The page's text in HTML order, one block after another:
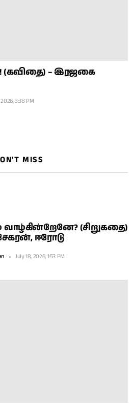
(கவிதை) – இரஜகை
2026, 3:38 PM
MISS
(சிறுகதை)
ஈரோடு
July 18, 2026, 1:53 PM